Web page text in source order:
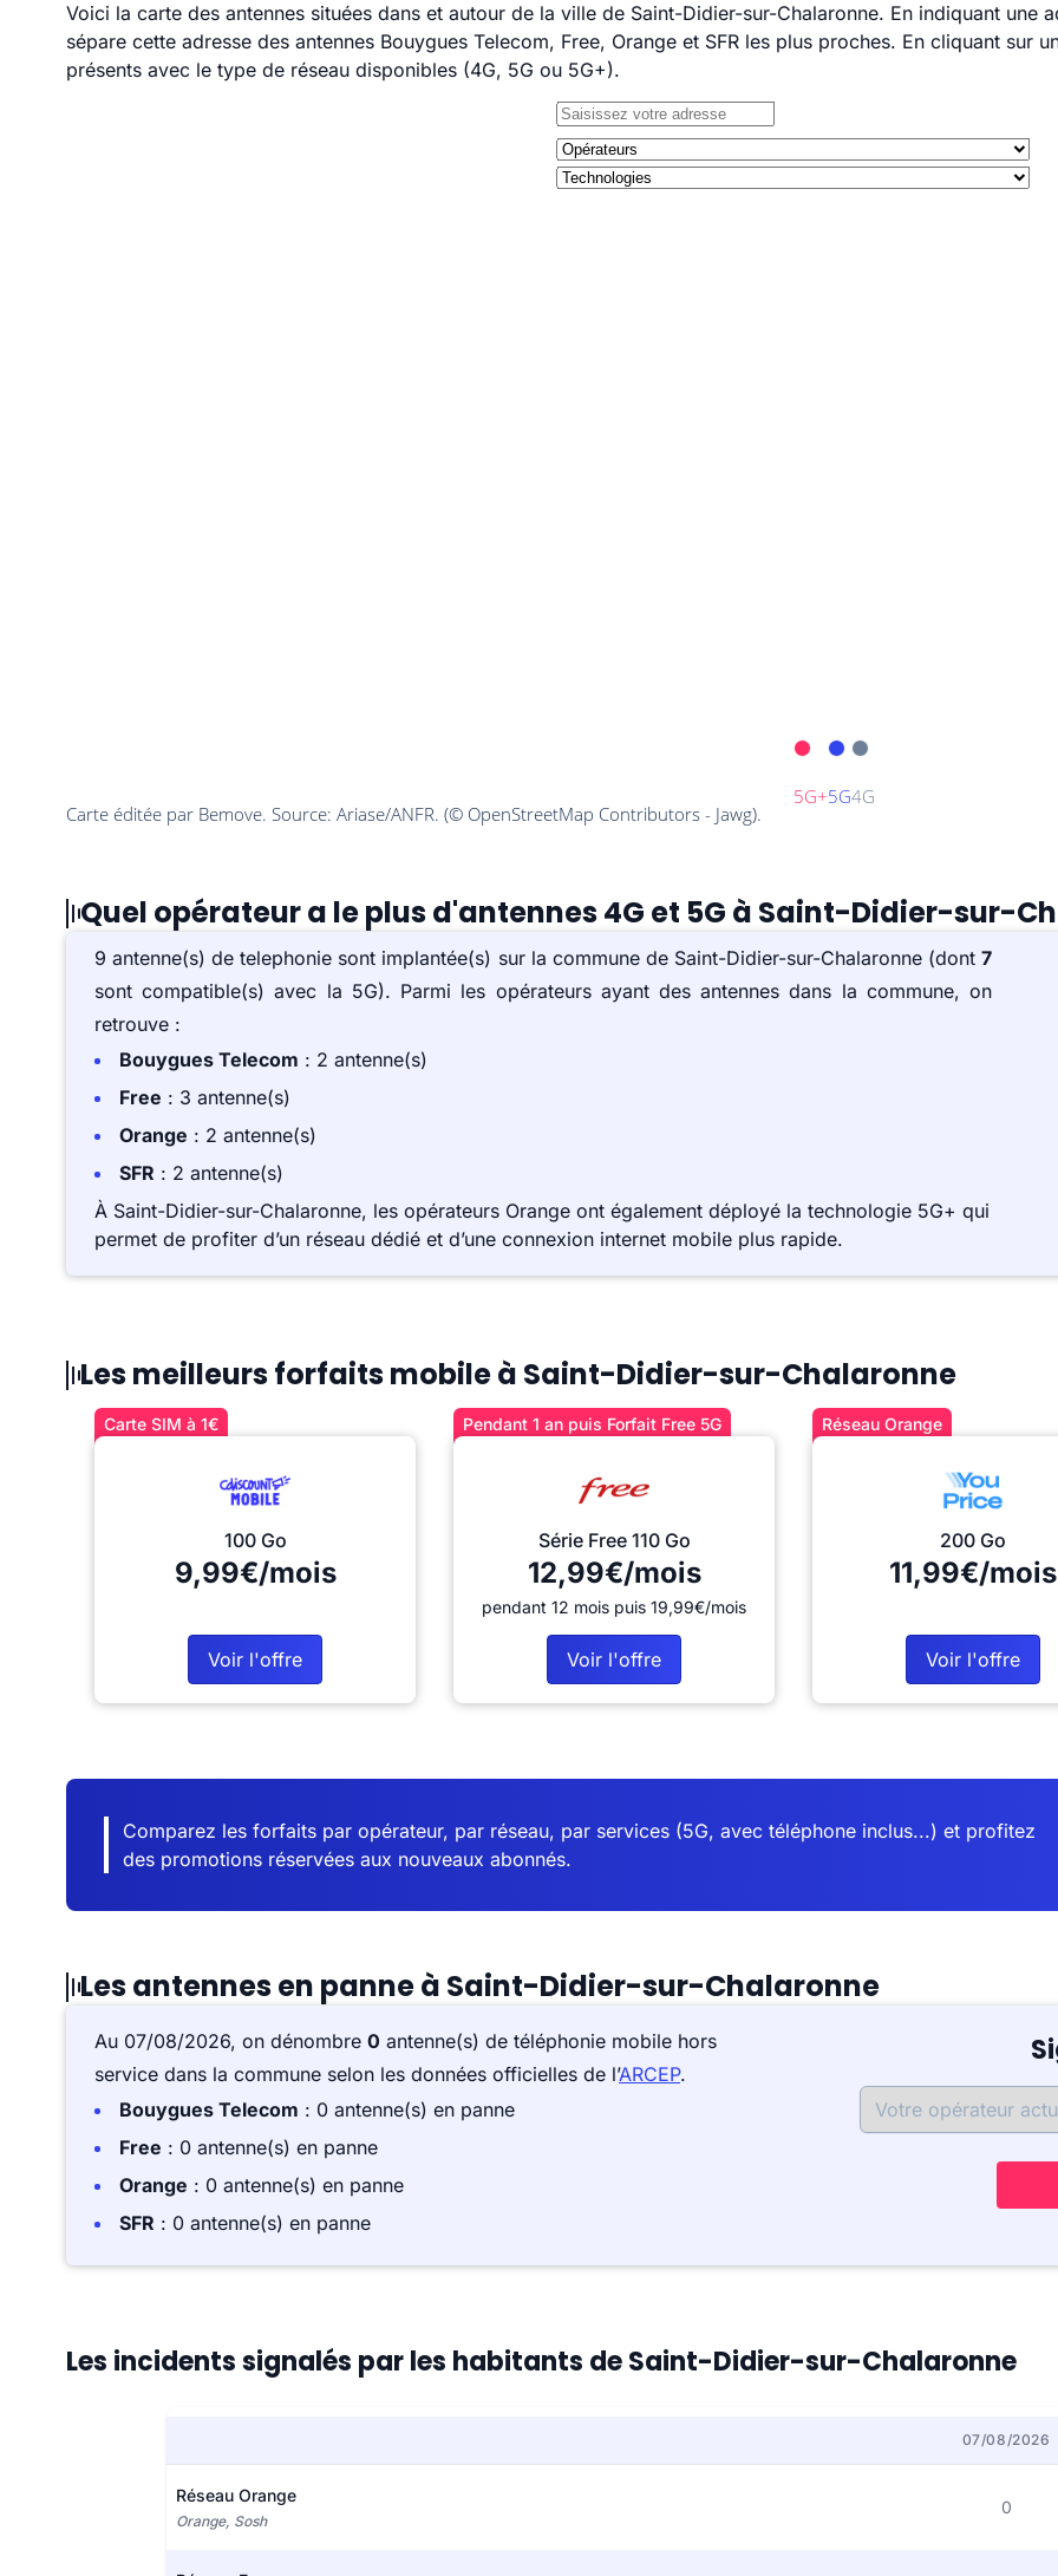
Voici la carte des antennes situées dans et autour de la ville de Saint-Didier-sur-Chalaronne. En indiquant une
sépare cette adresse des antennes Bouygues Telecom, Free, Orange et SFR les plus proches. En cliquant sur
présents avec le type de réseau disponibles (4G, 5G ou 5G+).
Quel opérateur a le plus d'antennes 4G et 5G à Saint-Didier-sur-
9 antenne(s) de telephonie sont implantée(s) sur la commune de Saint-Didier-sur-Chalaronne (dont 7
sont compatible(s) avec la 5G). Parmi les opérateurs ayant des antennes dans la commune, on
retrouve :
Bouygues Telecom : 2 antenne(s)
Free : 3 antenne(s)
Orange : 2 antenne(s)
SFR : 2 antenne(s)
À Saint-Didier-sur-Chalaronne, les opérateurs Orange ont également déployé la technologie 5G+ qui
permet de profiter d’un réseau dédié et d’une connexion internet mobile plus rapide.
Les meilleurs forfaits mobile à Saint-Didier-sur-Chalaronne
Carte SIM à 1€
100 Go
9,99€/mois
Voir l'offre
Pendant 1 an puis Forfait Free 5G
Série Free 110 Go
12,99€/mois
pendant 12 mois puis 19,99€/mois
Voir l'offre
Réseau Orange
200 Go
11,99€/mois
Voir l'offre
Comparez les forfaits par opérateur, par réseau, par services (5G, avec téléphone inclus...) et profitez
des promotions réservées aux nouveaux abonnés.
Les antennes en panne à Saint-Didier-sur-Chalaronne
Au 07/08/2026, on dénombre 0 antenne(s) de téléphonie mobile hors
service dans la commune selon les données officielles de l’ARCEP.
Bouygues Telecom : 0 antenne(s) en panne
Free : 0 antenne(s) en panne
Orange : 0 antenne(s) en panne
SFR : 0 antenne(s) en panne
Les incidents signalés par les habitants de Saint-Didier-sur-Chalaronne
07/08/2026
Réseau Orange
Orange, Sosh
0